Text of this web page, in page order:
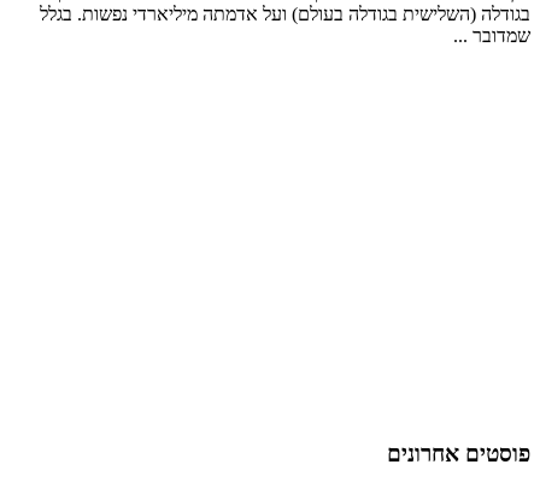
בגודלה (השלישית בגודלה בעולם) ועל אדמתה מיליארדי נפשות. בגלל
שמדובר ...
פוסטים אחרונים